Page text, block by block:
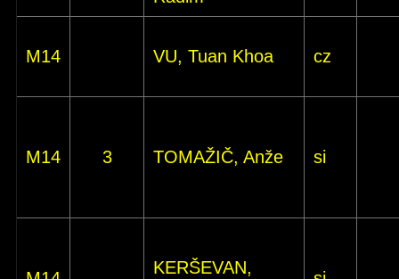
M14 VU, Tuan Khoa cz
M14 3 TOMAŽIČ, Anže si
KERŠEVAN,